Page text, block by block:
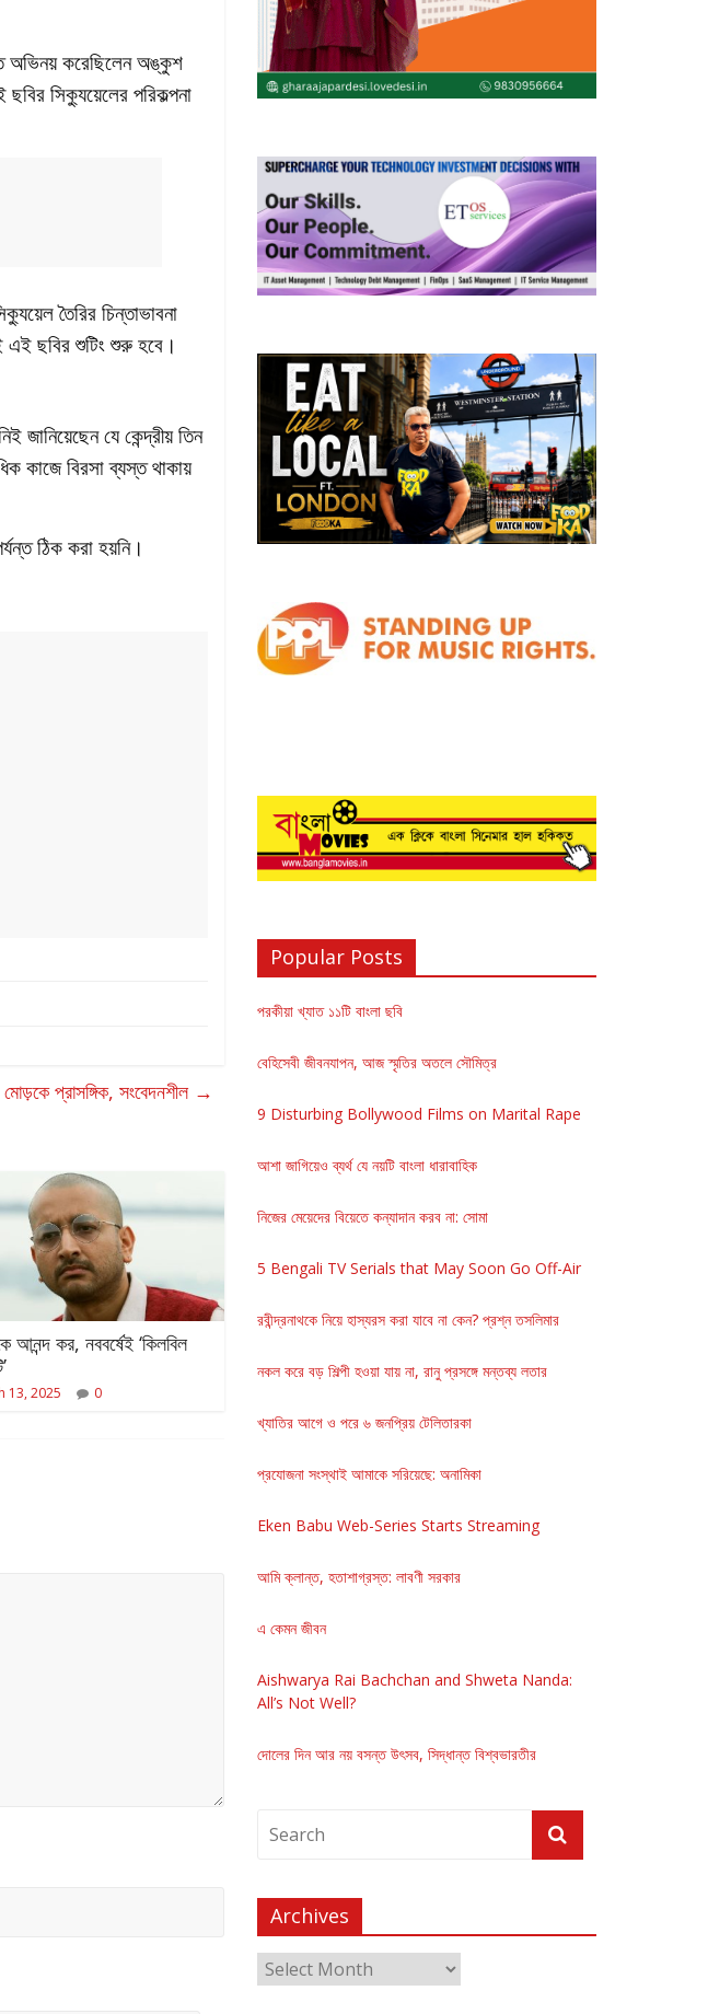
অভিনয় করেছিলেন অঙ্কুশ
সিক্যুয়েলের পরিকল্পনা
তৈরির চিন্তাভাবনা
এই ছবির শুটিং শুরু হবে।
জানিয়েছেন যে কেন্দ্রীয় তিন
কাজে বিরসা ব্যস্ত থাকায়
ঠিক করা হয়নি।
প্রাসঙ্গিক, সংবেদনশীল →
আনন্দ কর, নববর্ষেই ‘কিলবিল
13, 2025 0
Popular Posts
পরকীয়া খ্যাত ১১টি বাংলা ছবি
বেহিসেবী জীবনযাপন, আজ স্মৃতির অতলে সৌমিত্র
9 Disturbing Bollywood Films on Marital Rape
আশা জাগিয়েও ব্যর্থ যে নয়টি বাংলা ধারাবাহিক
নিজের মেয়েদের বিয়েতে কন্যাদান করব না: সোমা
5 Bengali TV Serials that May Soon Go Off-Air
রবীন্দ্রনাথকে নিয়ে হাস্যরস করা যাবে না কেন? প্রশ্ন তসলিমার
নকল করে বড় শিল্পী হওয়া যায় না, রানু প্রসঙ্গে মন্তব্য লতার
খ্যাতির আগে ও পরে ৬ জনপ্রিয় টেলিতারকা
প্রযোজনা সংস্থাই আমাকে সরিয়েছে: অনামিকা
Eken Babu Web-Series Starts Streaming
আমি ক্লান্ত, হতাশাগ্রস্ত: লাবণী সরকার
এ কেমন জীবন
Aishwarya Rai Bachchan and Shweta Nanda:
All’s Not Well?
দোলের দিন আর নয় বসন্ত উৎসব, সিদ্ধান্ত বিশ্বভারতীর
Archives